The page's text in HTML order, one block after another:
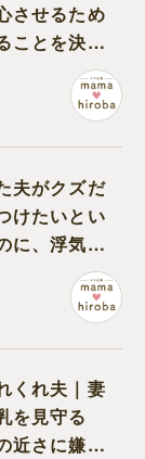
させるため
ことを決心
夫がクズだ
けたいとい
に、浮気と
くれ夫｜妻
を見守る
近さに嫌悪